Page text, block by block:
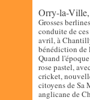
Orry-la-Ville,
Grosses
conduite de
avril, à
bénédiction de
Quand
rose pastel,
cricket,
citoyens de Sa
anglicane de